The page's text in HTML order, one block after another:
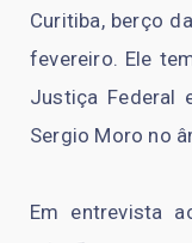
Curitiba, berço
fevereiro. Ele
Justiça Federal
Sergio Moro no
Em entrevista